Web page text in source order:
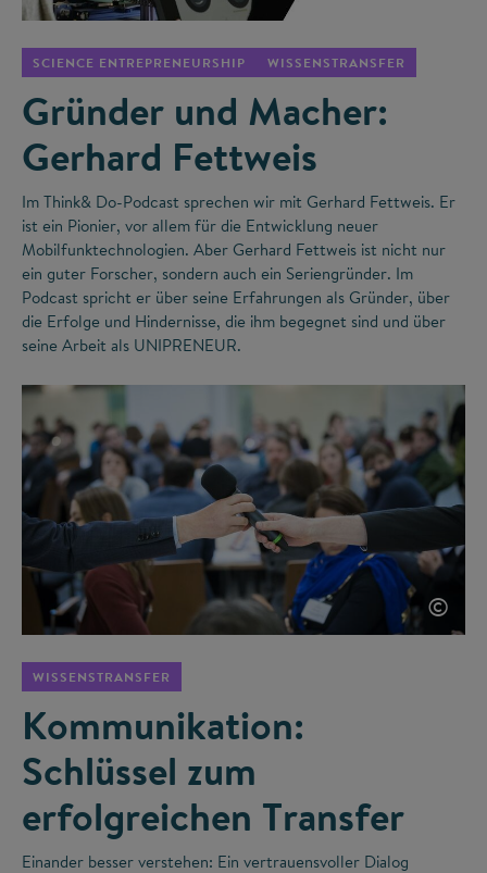
SCIENCE ENTREPRENEURSHIP WISSENSTRANSFER
Gründer und Macher:
Gerhard Fettweis
Im Think& Do-Podcast sprechen wir mit Gerhard Fettweis. Er
ist ein Pionier, vor allem für die Entwicklung neuer
Mobilfunktechnologien. Aber Gerhard Fettweis ist nicht nur
ein guter Forscher, sondern auch ein Seriengründer. Im
Podcast spricht er über seine Erfahrungen als Gründer, über
die Erfolge und Hindernisse, die ihm begegnet sind und über
seine Arbeit als UNIPRENEUR.
©
WISSENSTRANSFER
Kommunikation:
Schlüssel zum
erfolgreichen Transfer
Einander besser verstehen: Ein vertrauensvoller Dialog